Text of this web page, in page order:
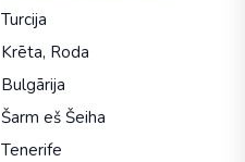
Turcija
Krēta, Roda
Bulgārija
Šarm eš Šeiha
Tenerife